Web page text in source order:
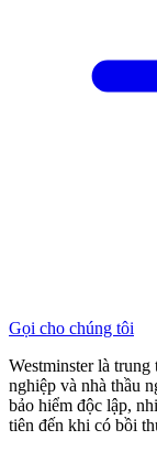
Gọi cho chúng tôi
Westminster là
nghiệp và nhà thầu
bảo hiểm độc lập,
tiên đến khi có bồi